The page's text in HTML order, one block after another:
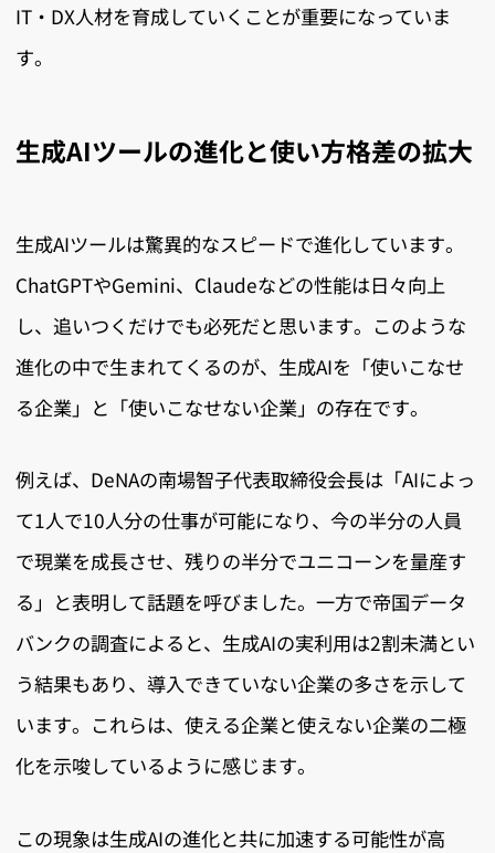
IT・DX人材を育成していくことが重要になっていま
す。
生成AIツールの進化と使い方格差の拡大
生成AIツールは驚異的なスピードで進化しています。
ChatGPTやGemini、Claudeなどの性能は日々向上
し、追いつくだけでも必死だと思います。このような
進化の中で生まれてくるのが、生成AIを「使いこなせ
る企業」と「使いこなせない企業」の存在です。
例えば、DeNAの南場智子代表取締役会長は「AIによっ
て1人で10人分の仕事が可能になり、今の半分の人員
で現業を成長させ、残りの半分でユニコーンを量産す
る」と表明して話題を呼びました。一方で帝国データ
バンクの調査によると、生成AIの実利用は2割未満とい
う結果もあり、導入できていない企業の多さを示して
います。これらは、使える企業と使えない企業の二極
化を示唆しているように感じます。
この現象は生成AIの進化と共に加速する可能性が高